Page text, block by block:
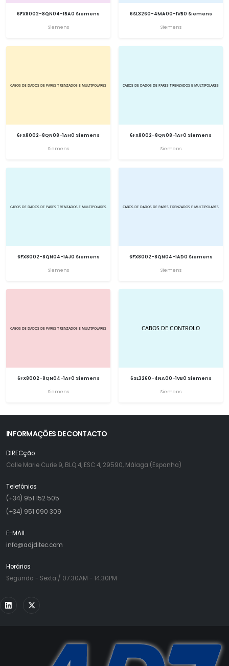
6FX8002-8QN04-1BA0 Siemens
Siemens
6SL3260-4MA00-1VB0 Siemens
Siemens
6FX8002-8QN08-1AH0 Siemens
Siemens
6FX8002-8QN08-1AF0 Siemens
Siemens
6FX8002-8QN04-1AJ0 Siemens
Siemens
6FX8002-8QN04-1AD0 Siemens
Siemens
6FX8002-8QN04-1AF0 Siemens
Siemens
6SL3260-4NA00-1VB0 Siemens
Siemens
INFORMAÇÕES DE CONTACTO
DIRECção
Calle Marie Curie 9, BLQ 4, ESC 4, 29590, Málaga (Espanha)
Telefónios
(+34) 951 152 505
(+34) 951 090 309
E-MAIL
info@adjditec.com
Horários
Segunda - Sexta / 07:30AM - 14:30PM